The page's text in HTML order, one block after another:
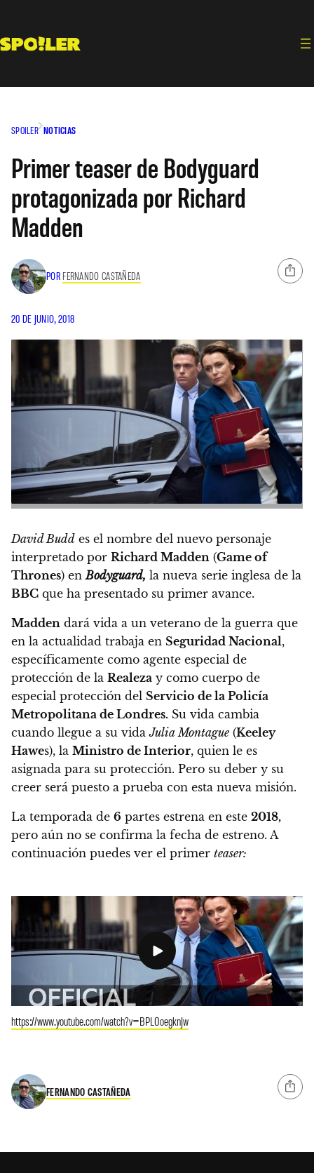
contenido
SPOILER NOTICIAS
Primer teaser de Bodyguard
protagonizada por Richard
Madden
POR FERNANDO CASTAÑEDA
20 DE JUNIO, 2018
David Budd es el nombre del nuevo personaje
interpretado por Richard Madden (Game of
Thrones) enBodyguard, la nueva serie inglesa de la
BBC que ha presentado su primer avance.
Madden dará vida a un veterano de la guerra que
en la actualidad trabaja en Seguridad Nacional,
específicamente como agente especial de
protección de la Realeza y como cuerpo de
especial protección del Servicio de la Policía
Metropolitana de Londres. Su vida cambia
cuando llegue a su vidaJulia Montague (Keeley
Hawes), la Ministro de Interior, quien le es
asignada para su protección. Pero su deber y su
creer será puesto a prueba con esta nueva misión.
La temporada de 6 partes estrena en este 2018,
pero aún no se confirma la fecha de estreno. A
continuación puedes ver el primer teaser:
https://www.youtube.com/watch?v=BPL0oegknJw
FERNANDO CASTAÑEDA